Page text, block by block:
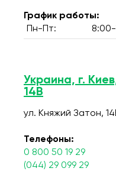
График работы:
Пн-Пт:
8:00-
Украина, г.
14В
ул. Княжий Затон,
Телефоны:
0 800 50 19 29
(044) 29 099 29